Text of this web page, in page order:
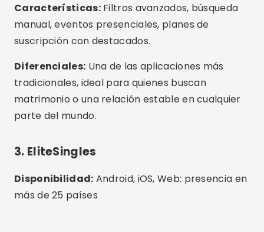
Características:Filtros avanzados, búsqueda
manual, eventos presenciales, planes de
suscripción con destacados.
Diferenciales: Una de las aplicaciones más
tradicionales, ideal para quienes buscan
matrimonio o una relación estable en cualquier
parte del mundo.
3. EliteSingles
Disponibilidad: Android, iOS, Web: presencia en
más de 25 países